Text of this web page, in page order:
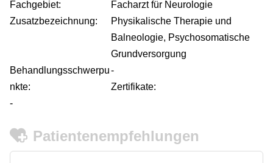
Fachgebiet:
Facharzt für Neurologie
Zusatzbezeichnung:
Physikalische Therapie und
Balneologie, Psychosomatische
Grundversorgung
Behandlungsschwerpu
nkte:
-
Zertifikate:
-
Patientenempfehlungen